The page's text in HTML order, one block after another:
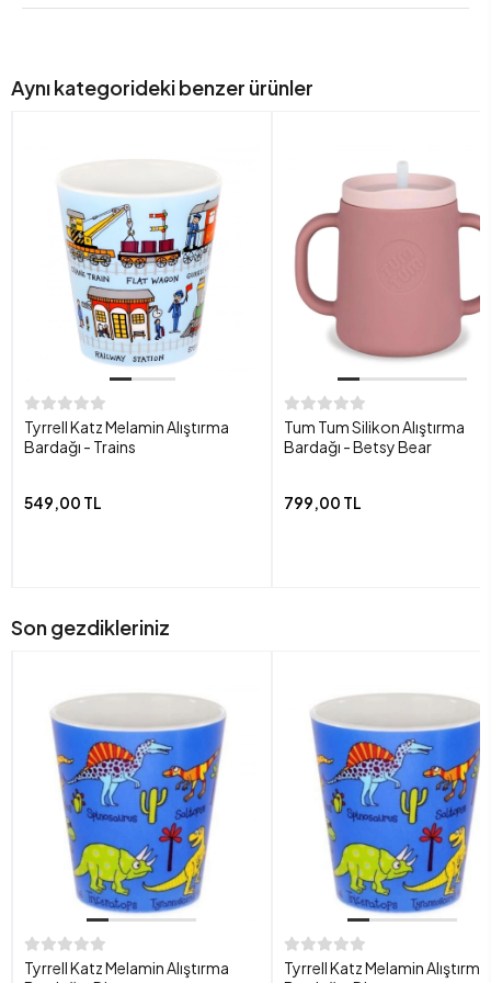
Aynı kategorideki benzer ürünler
Tyrrell Katz Melamin Alıştırma
Bardağı - Trains
549,00 TL
Tum Tum Silikon Alıştırma
Bardağı - Betsy Bear
799,00 TL
Son gezdikleriniz
Tyrrell Katz Melamin Alıştırma
Tyrrell Katz Melamin Alıştırma